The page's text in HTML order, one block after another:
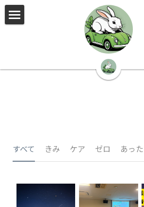
🌳株式会社 kibi🦉（トップ）
📰kibi log（ブログ）
🏢会社概要・プライバシーポリシ
📸Who am I?（プロフィール）
🏙️社員が防ぐ不正と犯罪
🙌自傷・他害・パニックは防げ
すべて きみ ケア ゼロ あった
ストアカテゴリー
すべてのカテゴリー
ブログカテゴリー